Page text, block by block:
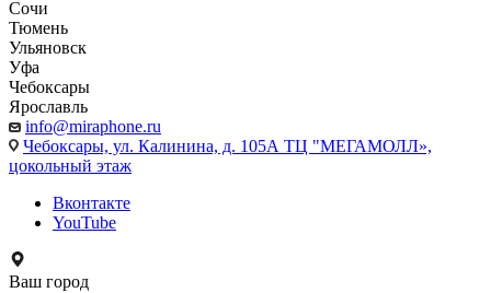
Сочи
Тюмень
Ульяновск
Уфа
Чебоксары
Ярославль
info@miraphone.ru
Чебоксары, ул. Калинина, д. 105А ТЦ "МЕГАМОЛЛ»,
цокольный этаж
Вконтакте
YouTube
Ваш город